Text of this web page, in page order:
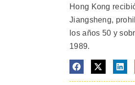
Hong Kong
Jiangsheng,
los años 50 y
1989.